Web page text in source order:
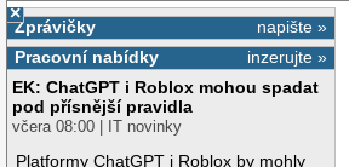
×
napište »
Zprávičky
inzerujte »
Pracovní nabídky
EK: ChatGPT i Roblox mohou spadat
pod přísnější pravidla
včera 08:00 | IT novinky
Platformy ChatGPT i Roblox by mohly